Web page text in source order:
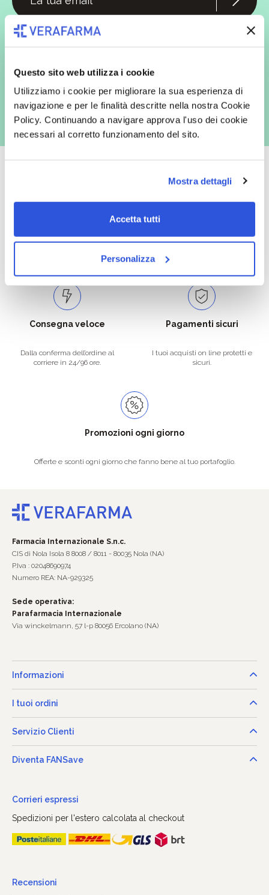
Questo sito web utilizza i cookie
Utilizziamo i cookie per migliorare la sua esperienza di
navigazione e per le finalità descritte nella nostra Cookie
Policy. Continuando a navigare approva l'uso dei cookie
necessari al corretto funzionamento del sito.
Mostra dettagli
Accetta tutti
Personalizza
In qualità di interessato, avendo letto l’informativa
redatta ai sensi del Regolamento EU 2016/679, acconsento
con inviti e comunicazioni commerciali - e modalità tradizionali, quali ad
Catalogo prodotti ampio e completo
per soddisfare tutte le esigenze.
Con un acquisto minimo di 29.90 €
la spedizione la regaliamo noi.
Consegna veloce
Dalla conferma dell’ordine al
corriere in 24/96 ore.
Pagamenti sicuri
I tuoi acquisti on line protetti e
sicuri.
Promozioni ogni giorno
Offerte e sconti ogni giorno che fanno bene al tuo portafoglio.
Farmacia Internazionale S.n.c.
CIS di Nola Isola 8 8008 / 8011 - 80035 Nola (NA)
P.Iva : 02048690974
Numero REA: NA-929325
Sede operativa:
Parafarmacia Internazionale
Via winckelmann, 57 l-p 80056 Ercolano (NA)
Informazioni
I tuoi ordini
Servizio Clienti
Diventa FANSave
Corrieri espressi
Spedizioni per l'estero calcolata al checkout
Recensioni